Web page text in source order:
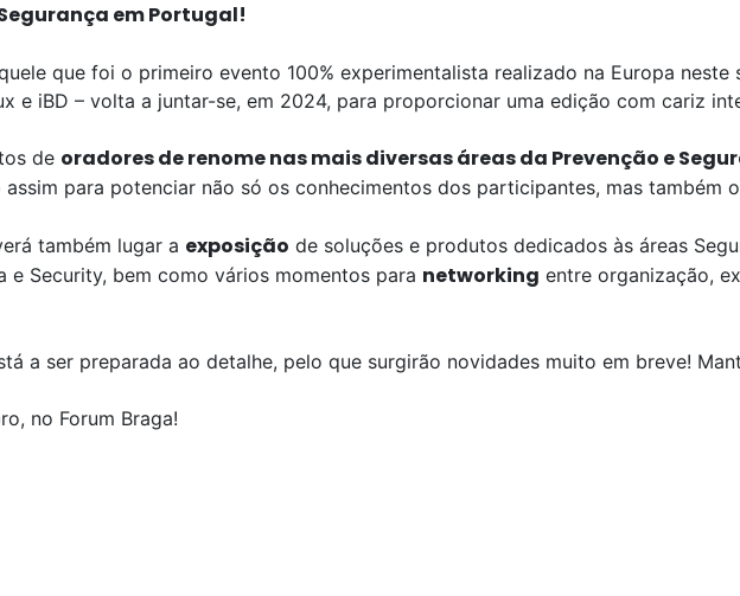
ça em Portugal!
que foi o primeiro evento 100% experimentalista realizado na Europa neste
e iBD – volta a juntar-se, em 2024, para proporcionar uma edição com cariz
de oradores de renome nas mais diversas áreas da Prevenção e
para potenciar não só os conhecimentos dos participantes, mas também
também lugar a exposição de soluções e produtos dedicados às áreas
e Security, bem como vários momentos para networking entre organização,
a ser preparada ao detalhe, pelo que surgirão novidades muito em breve!
no Forum Braga!